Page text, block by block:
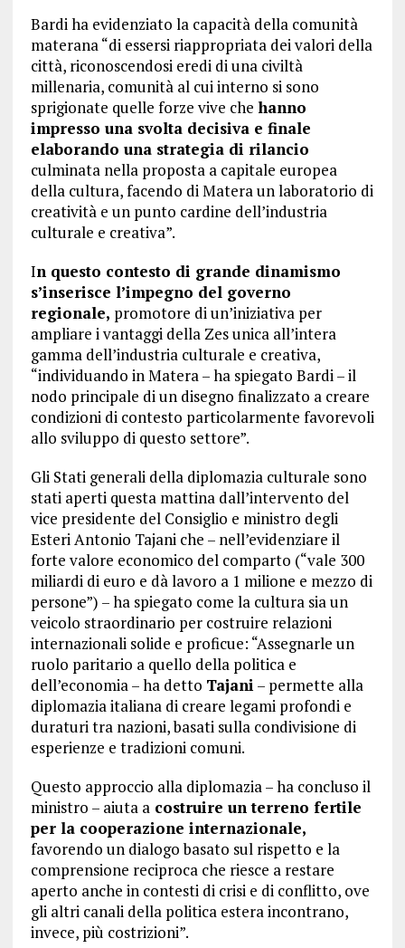
Bardi ha evidenziato la capacità della comunità
materana “di essersi riappropriata dei valori della
città, riconoscendosi eredi di una civiltà
millenaria, comunità al cui interno si sono
sprigionate quelle forze vive che hanno
impresso una svolta decisiva e finale
elaborando una strategia di rilancio
culminata nella proposta a capitale europea
della cultura, facendo di Matera un laboratorio di
creatività e un punto cardine dell’industria
culturale e creativa”.
In questo contesto di grande dinamismo
s’inserisce l’impegno del governo
regionale, promotore di un’iniziativa per
ampliare i vantaggi della Zes unica all’intera
gamma dell’industria culturale e creativa,
“individuando in Matera – ha spiegato Bardi – il
nodo principale di un disegno finalizzato a creare
condizioni di contesto particolarmente favorevoli
allo sviluppo di questo settore”.
Gli Stati generali della diplomazia culturale sono
stati aperti questa mattina dall’intervento del
vice presidente del Consiglio e ministro degli
Esteri Antonio Tajani che – nell’evidenziare il
forte valore economico del comparto (“vale 300
miliardi di euro e dà lavoro a 1 milione e mezzo di
persone”) – ha spiegato come la cultura sia un
veicolo straordinario per costruire relazioni
internazionali solide e proficue: “Assegnarle un
ruolo paritario a quello della politica e
dell’economia – ha detto Tajani – permette alla
diplomazia italiana di creare legami profondi e
duraturi tra nazioni, basati sulla condivisione di
esperienze e tradizioni comuni.
Questo approccio alla diplomazia – ha concluso il
ministro – aiuta acostruire un terreno fertile
per la cooperazione internazionale,
favorendo un dialogo basato sul rispetto e la
comprensione reciproca che riesce a restare
aperto anche in contesti di crisi e di conflitto, ove
gli altri canali della politica estera incontrano,
invece, più costrizioni”.